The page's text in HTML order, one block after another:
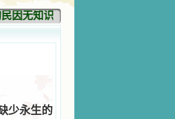
无知识而灭亡。你弃掉知识，我也
少永生的